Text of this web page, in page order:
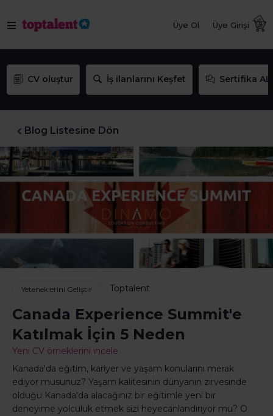
Üye Ol Üye Girişi
CV oluştur İş ilanlarını Keşfet Sertifika AL
Blog Listesine Dön
Yeteneklerini Geliştir Toptalent
Canada Experience Summit'e
Katılmak İçin 5 Neden
Yeni CV örneklerini incele
Kanada'da eğitim, kariyer ve yaşam konularını merak
ediyor musunuz? Yaşam kalitesinin dünyanın zirvesinde
olduğu Kanada'da alacağınız bir eğitimle yeni bir
deneyime yolculuk etmek sizi heyecanlandırıyor mu? O